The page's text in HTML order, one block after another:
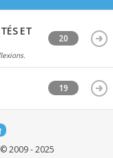
ET
20
19
↑
2009 - 2025